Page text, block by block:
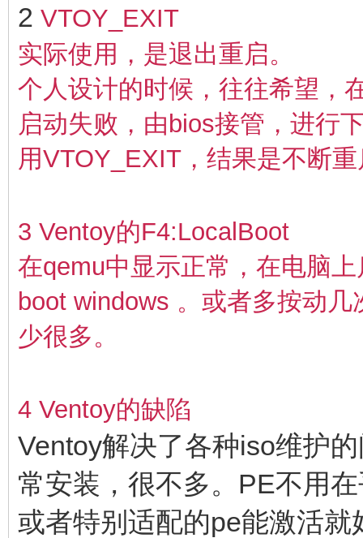
2 VTOY_EXIT
实际使用，是退出重启。
个人设计的时候，往往希望，
启动失败，由bios接管，进行
用VTOY_EXIT，结果是不断
3 Ventoy的F4:LocalBoot
在qemu中显示正常，在电脑
boot windows 。或者多按动
少很多。
4 Ventoy的缺陷
Ventoy解决了各种iso维护
常安装，很不多。PE不用
或者特别适配的pe能激活就